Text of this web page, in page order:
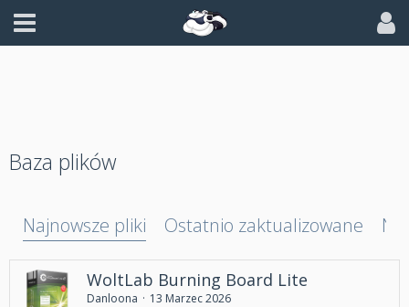
Baza plików
Najnowsze pliki Ostatnio zaktualizowane
WoltLab Burning Board Lite
Danloona 13 Marzec 2026